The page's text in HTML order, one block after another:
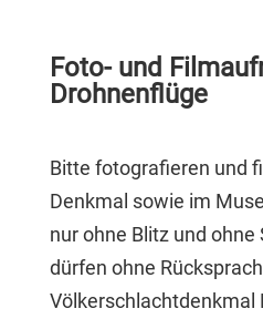
Foto- und
Drohnenflüge
Bitte fotografieren und
Denkmal sowie im
nur ohne Blitz und
dürfen ohne
Völkerschlachtdenkmal